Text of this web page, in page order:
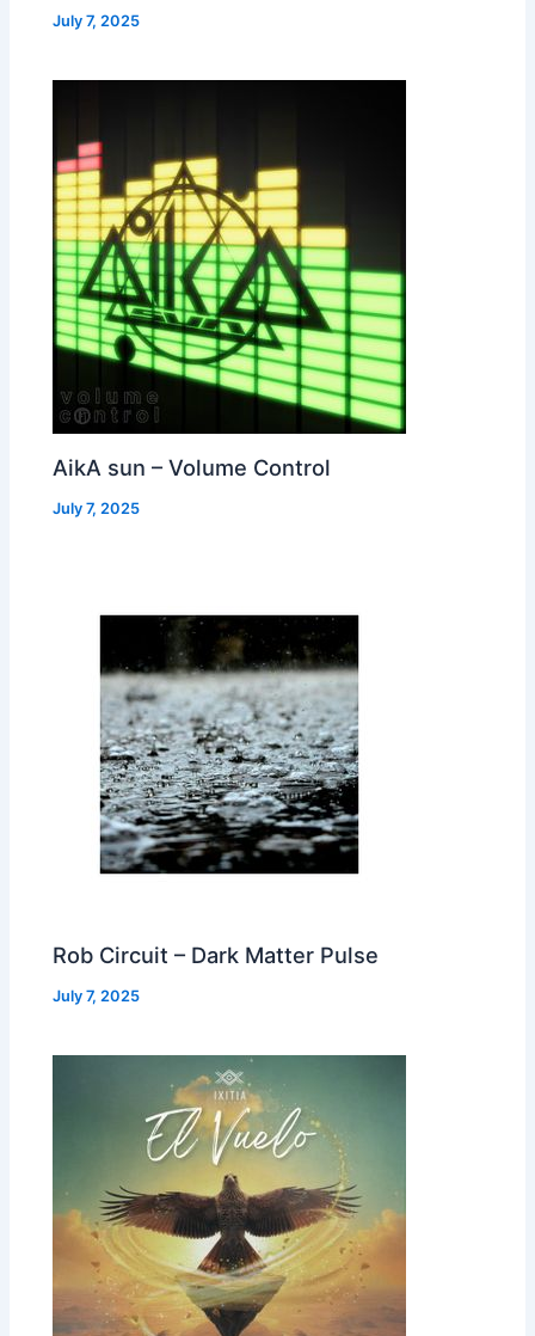
July 7, 2025
AikA sun – Volume Control
July 7, 2025
Rob Circuit – Dark Matter Pulse
July 7, 2025